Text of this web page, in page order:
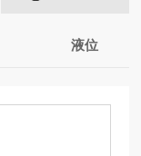
液位